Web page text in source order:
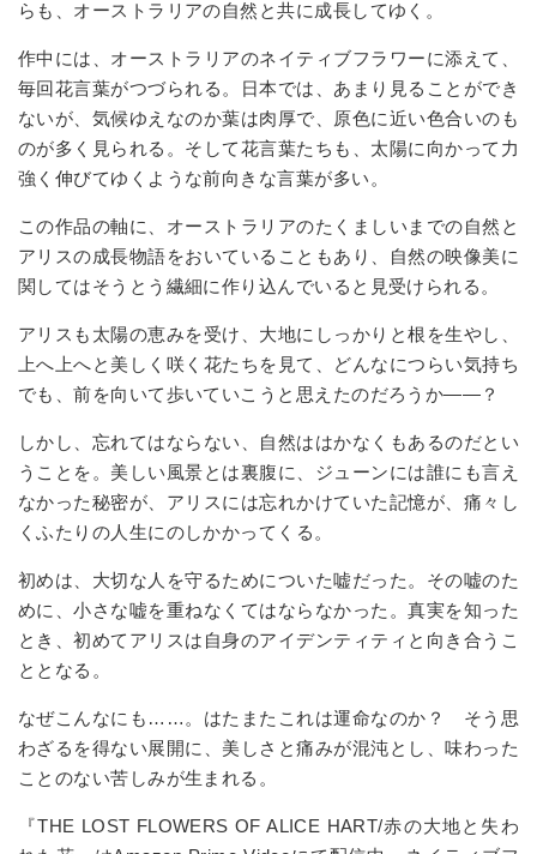
らも、オーストラリアの自然と共に成長してゆく。
作中には、オーストラリアのネイティブフラワーに添えて、
毎回花言葉がつづられる。日本では、あまり見ることができ
ないが、気候ゆえなのか葉は肉厚で、原色に近い色合いのも
のが多く見られる。そして花言葉たちも、太陽に向かって力
強く伸びてゆくような前向きな言葉が多い。
この作品の軸に、オーストラリアのたくましいまでの自然と
アリスの成長物語をおいていることもあり、自然の映像美に
関してはそうとう繊細に作り込んでいると見受けられる。
アリスも太陽の恵みを受け、大地にしっかりと根を生やし、
上へ上へと美しく咲く花たちを見て、どんなにつらい気持ち
でも、前を向いて歩いていこうと思えたのだろうか――？
しかし、忘れてはならない、自然ははかなくもあるのだとい
うことを。美しい風景とは裏腹に、ジューンには誰にも言え
なかった秘密が、アリスには忘れかけていた記憶が、痛々し
くふたりの人生にのしかかってくる。
初めは、大切な人を守るためについた嘘だった。その嘘のた
めに、小さな嘘を重ねなくてはならなかった。真実を知った
とき、初めてアリスは自身のアイデンティティと向き合うこ
ととなる。
なぜこんなにも……。はたまたこれは運命なのか？ そう思
わざるを得ない展開に、美しさと痛みが混沌とし、味わった
ことのない苦しみが生まれる。
『THE LOST FLOWERS OF ALICE HART/赤の大地と失わ